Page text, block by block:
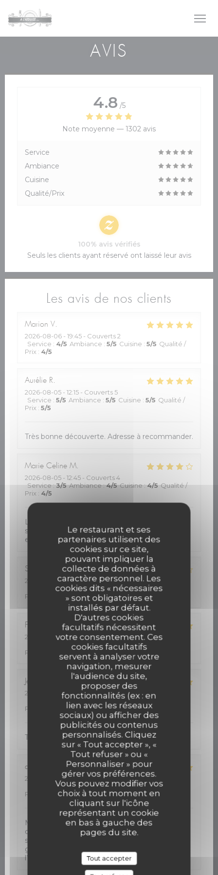
Le restaurant et ses
partenaires utilisent des
cookies sur ce site,
pouvant impliquer la
collecte de données à
caractère personnel. Les
cookies dits « nécessaires
» sont obligatoires et
installés par défaut.
D'autres cookies
facultatifs nécessitent
votre consentement. Ces
cookies facultatifs
servent à analyser votre
navigation, mesurer
l'audience du site,
proposer des
fonctionnalités (ex : en
lien avec les réseaux
sociaux) ou afficher des
publicités ou contenus
personnalisés. Cliquez
sur « Tout accepter », «
Tout refuser » ou «
Personnaliser » pour
gérer vos préférences.
Vous pouvez modifier vos
choix à tout moment en
cliquant sur l'icône
représentant un cookie
en bas à gauche des
pages du site.
Tout accepter
AVIS
Les avis de nos clients
Marion V
2026-08-06 - 19:45 - Couverts 2
Service : 4/5 Ambiance : 5/5 Cuisine : 5/5 Qualité /
Prix : 4/5
Aurélie R
2026-08-05 - 12:15 - Couverts 5
Service : 5/5 Ambiance : 5/5 Cuisine : 5/5 Qualité /
Prix : 5/5
Très bonne découverte. Adresse à recommander.
Marie Celine M
2026-08-05 - 12:45 - Couverts 4
Service:3/5 Ambiance:4/5 Cuisine:4/5 Qualité /
Prix : 4/5
L accueil très bien .juste un peu long pour le
service. Très bonne cuisine et rapport qualité
excellente
Stéphane
2026-08-05- 12:00 - Couverts 4
4/5 Ambiance: 4 /5 Cuisine: 3/5 Qualité /
Prix
Florence
2026-08-05- 12:30 - Couverts 4
Ambiance: 5/5 Cuisine:5
Prix
Jean-Philippe R
2026-08-05 - 12:30 - Couverts 2
/5 Ambiance :5/5 Cuisine : 5/5
Prix
Très bon accueil. Cuisine de qualité
dawn
2026-08-05 - 12:30 - Couverts 2
5/5 Ambiance:5 /5 Cuisine: 5 /5 Qualité /
Prix
Mon restaurant favori à St Hilaire. On vient ici
depuis plusieurs ans, et jamais déçu. Calme , et la
service et excellent. La cuisine est toujours
goutteuse . Service avec un sourire. Merci à
l’équipe !
4.8 /5
Note moyenne — 1302 avis
Service
Ambiance
Cuisine
Qualité/Prix
100% avis vérifiés
Seuls les clients ayant réservé ont laissé leur avis